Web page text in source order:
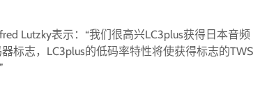
Lutzky表示：“我们很高兴LC3plus获得日本音频
标志，LC3plus的低码率特性将使获得标志的TWS